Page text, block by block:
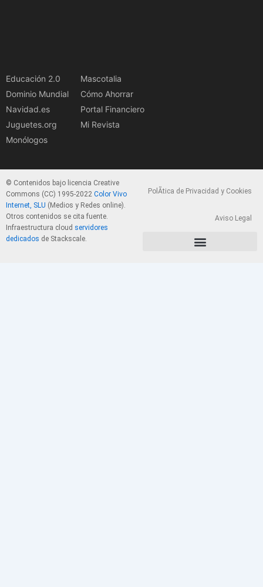
Educación 2.0
Dominio Mundial
Navidad.es
Juguetes.org
Monólogos
Mascotalia
Cómo Ahorrar
Portal Financiero
Mi Revista
© Contenidos bajo licencia Creative
Commons (CC) 1995-2022 Color Vivo
Internet, SLU (Medios y Redes online).
Otros contenidos se cita fuente.
Infraestructura cloud servidores
dedicados de Stackscale.
PolÃ­tica de Privacidad y Cookies
Aviso Legal